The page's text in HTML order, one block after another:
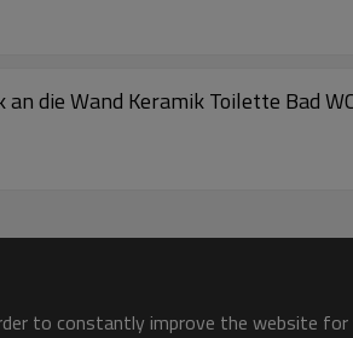
die Wand Keramik Toilette Bad
to constantly improve the website for